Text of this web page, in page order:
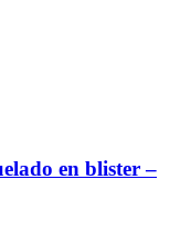
en blister –